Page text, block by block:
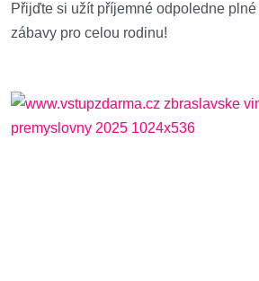
Přijďte si užít příjemné odpoledne
zábavy pro celou rodinu!